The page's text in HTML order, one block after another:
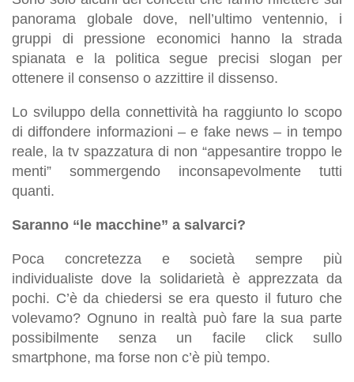
panorama globale dove, nell’ultimo ventennio, i
gruppi di pressione economici hanno la strada
spianata e la politica segue precisi slogan per
ottenere il consenso o azzittire il dissenso.
Lo sviluppo della connettività ha raggiunto lo scopo
di diffondere informazioni – e fake news – in tempo
reale, la tv spazzatura di non “appesantire troppo le
menti” sommergendo inconsapevolmente tutti
quanti.
Saranno “le macchine” a salvarci?
Poca concretezza e società sempre più
individualiste dove la solidarietà è apprezzata da
pochi. C’è da chiedersi se era questo il futuro che
volevamo? Ognuno in realtà può fare la sua parte
possibilmente senza un facile click sullo
smartphone, ma forse non c’è più tempo.